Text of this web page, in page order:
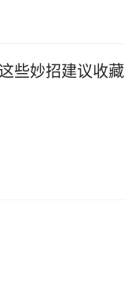
些妙招建议收藏